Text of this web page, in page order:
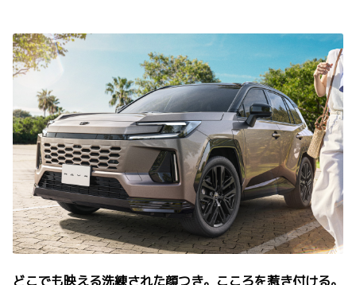
どこでも映える洗練された顔つき。こころを惹き付ける。